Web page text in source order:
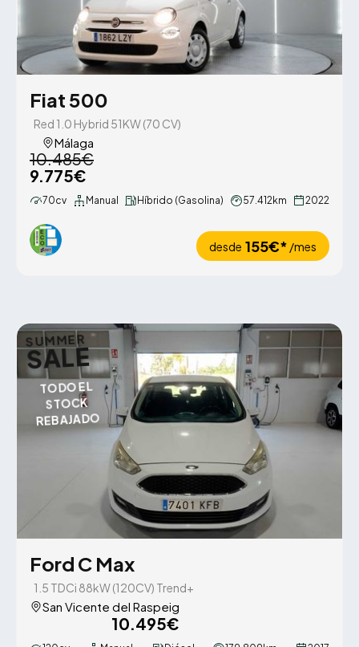
Fiat 500
Red 1.0 Hybrid 51KW (70 CV)
Málaga
10.485€
9.775€
70cv Manual Híbrido (Gasolina) 57.412km 2022
desde 155€* /mes
SUMMER
SALE
TODO EL
STOCK
REBAJADO
Ford C Max
1.5 TDCi 88kW (120CV) Trend+
San Vicente del Raspeig
10.495€